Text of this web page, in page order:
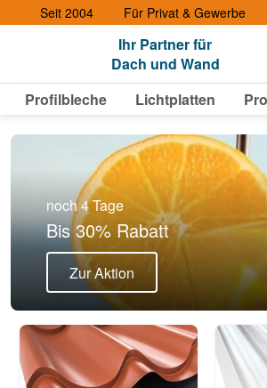
Seit 2004 Für Privat & Gewerbe
Ihr Partner für
Dach und Wand
Profilbleche Lichtplatten
noch 4 Tage
Bis 30% Rabatt
Zur Aktion